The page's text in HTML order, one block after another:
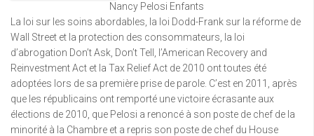
Nancy Pelosi Enfants
La loi sur les soins abordables, la loi Dodd-Frank sur la réforme de
Wall Street et la protection des consommateurs, la loi
d’abrogation Don’t Ask, Don’t Tell, l’American Recovery and
Reinvestment Act et la Tax Relief Act de 2010 ont toutes été
adoptées lors de sa première prise de parole. C’est en 2011, après
que les républicains ont remporté une victoire écrasante aux
élections de 2010, que Pelosi a renoncé à son poste de chef de la
minorité à la Chambre et a repris son poste de chef du House